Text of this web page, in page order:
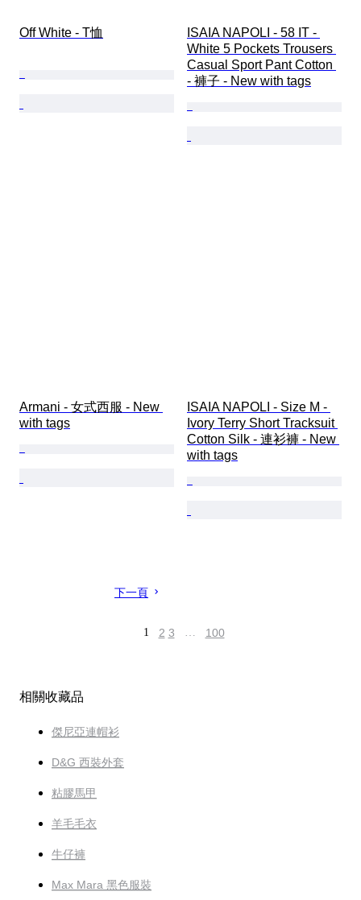
Off White - T恤
ISAIA NAPOLI - 58 IT -
White 5 Pockets Trousers
Casual Sport Pant Cotton
- 褲子 - New with tags
Armani - 女式西服 - New
with tags
ISAIA NAPOLI - Size M -
Ivory Terry Short Tracksuit
Cotton Silk - 連衫褲 - New
with tags
下一頁
1 2 3 … 100
相關收藏品
傑尼亞連帽衫
D&G 西裝外套
粘膠馬甲
羊毛毛衣
牛仔褲
Max Mara 黑色服裝